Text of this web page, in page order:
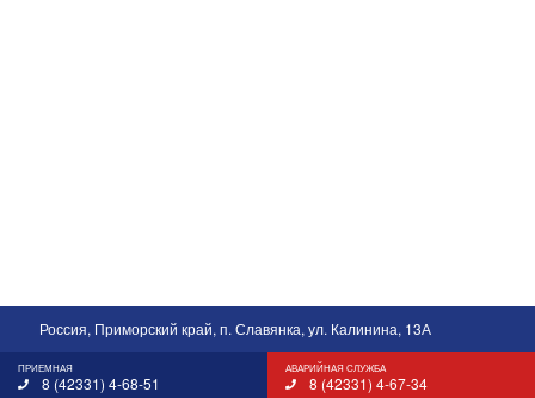
Россия, Приморский край, п. Славянка, ул. Калинина, 13А
ПРИЕМНАЯ
8 (42331) 4-68-51
АВАРИЙНАЯ СЛУЖБА
8 (42331) 4-67-34